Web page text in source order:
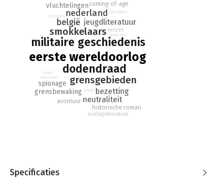
leider van een groep smokkelaars die mensen en goederen
over de grens brengt. Mars mag niet mee op die tochten, maar
op een dag ziet hij zich gedwongen toch zelf de dodendraad
over te gaan, het bezette België in.
Een grimmig boek over de Eerste Wereldoorlog.
eerste wereldoorlog
militaire geschiedenis
dodendraad
smokkelaars
grensgebieden
belgië
nederland
jeugdliteratuur
bezetting
neutraliteit
grensbewaking
vluchtelingen
spionage
coming-of-age
avontuur
historische roman
verzet
oorlogsliteratuur
moed
grenzen
identiteit
moed
grenzen
identiteit
Specificaties